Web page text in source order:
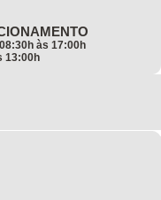
às 17:00h
13:00h